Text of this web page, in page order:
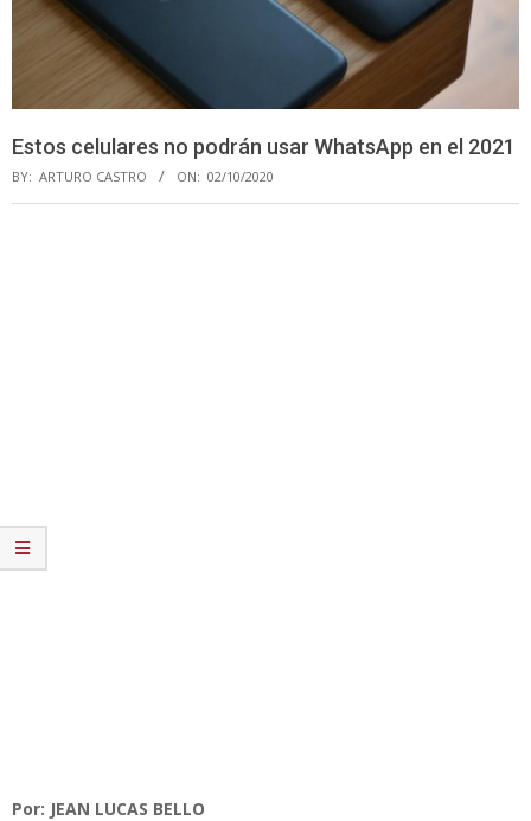
Estos celulares no podrán usar WhatsApp en el 2021
BY: ARTURO CASTRO ON: 02/10/2020
Por: JEAN LUCAS BELLO